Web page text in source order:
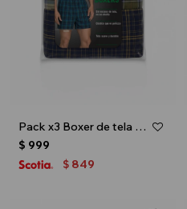
Pack x3 Boxer de tela para caballero - Multicolor
$ 999
$ 849